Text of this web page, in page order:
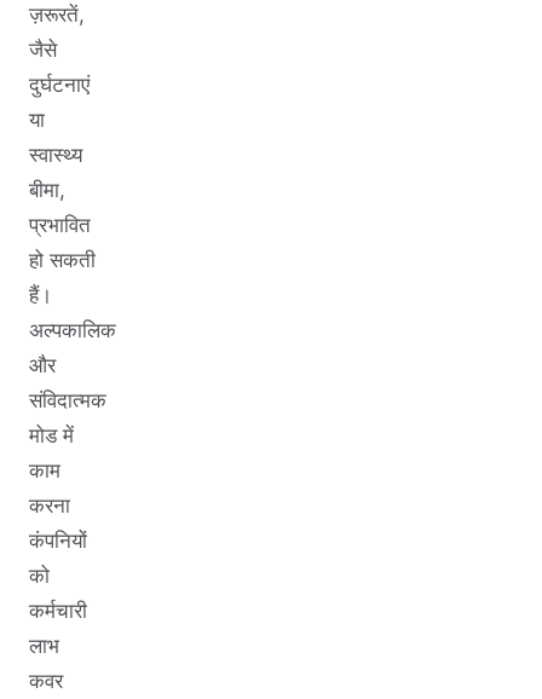
ज़रूरतें,
जैसे
दुर्घटनाएं
या
स्वास्थ्य
बीमा,
प्रभावित
हो सकती
हैं।
अल्पकालिक
और
संविदात्मक
मोड में
काम
करना
कंपनियों
को
कर्मचारी
लाभ
कवर